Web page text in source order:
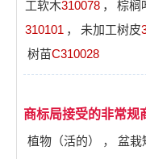
工软木310078 ， 棕榈
310101 ， 未加工树皮
树苗C310028
商标局接受的非常规
植物（活的）
， 盆栽